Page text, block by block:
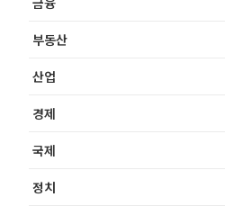
부동산
산업
경제
국제
정치